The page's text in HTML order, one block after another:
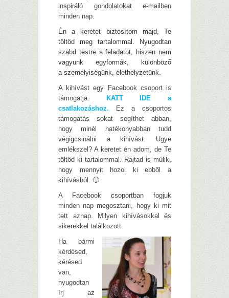
inspiráló gondolatokat e-mailben
minden nap.
Én a keretet biztosítom majd, Te
töltöd meg tartalommal. Nyugodtan
szabd testre a feladatot, hiszen nem
vagyunk egyformák, különböző
a személyiségünk, élethelyzetünk.
A kihívást egy Facebook csoport is
támogatja. KATT IDE a
csatlakozáshoz. Ez a csoportos
támogatás sokat segíthet abban,
hogy minél hatékonyabban tudd
végigcsinálni a kihívást. Ugye
emlékszel? A keretet én adom, de Te
töltöd ki tartalommal. Rajtad is múlik,
hogy mennyit hozol ki ebből a
kihívásból. 🙂
A Facebook csoportban fogjuk
minden nap megosztani, hogy ki mit
tett aznap. Milyen kihívásokkal és
sikerekkel találkozott.
Ha bármi
kérdésed,
kérésed
van,
nyugodtan
írj az